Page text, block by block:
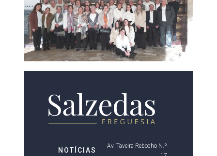
NOTÍCIAS
Av. Taveira Rebocho N.º